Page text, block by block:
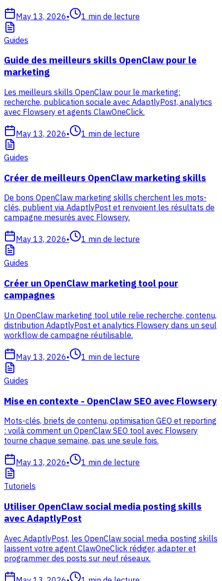
May 13, 2026• 1 min de lecture
Guides
Guide des meilleurs skills OpenClaw pour le
marketing
Les meilleurs skills OpenClaw pour le marketing:
recherche, publication sociale avec AdaptlyPost, analytics
avec Flowsery et agents ClawOneClick.
May 13, 2026• 1 min de lecture
Guides
Créer de meilleurs OpenClaw marketing skills
De bons OpenClaw marketing skills cherchent les mots-
clés, publient via AdaptlyPost et renvoient les résultats de
campagne mesurés avec Flowsery.
May 13, 2026• 1 min de lecture
Guides
Créer un OpenClaw marketing tool pour
campagnes
Un OpenClaw marketing tool utile relie recherche, contenu,
distribution AdaptlyPost et analytics Flowsery dans un seul
workflow de campagne réutilisable.
May 13, 2026• 1 min de lecture
Guides
Mise en contexte - OpenClaw SEO avec Flowsery
Mots-clés, briefs de contenu, optimisation GEO et reporting
: voilà comment un OpenClaw SEO tool avec Flowsery
tourne chaque semaine, pas une seule fois.
May 13, 2026• 1 min de lecture
Tutoriels
Utiliser OpenClaw social media posting skills
avec AdaptlyPost
Avec AdaptlyPost, les OpenClaw social media posting skills
laissent votre agent ClawOneClick rédiger, adapter et
programmer des posts sur neuf réseaux.